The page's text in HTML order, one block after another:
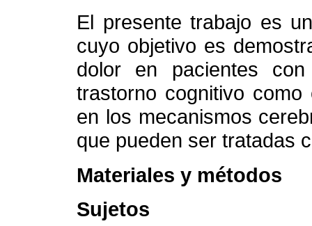
El presente trabajo es
cuyo objetivo es
dolor en pacientes
trastorno cognitivo
en los mecanismos
que pueden ser tratadas
Materiales y métodos
Sujetos